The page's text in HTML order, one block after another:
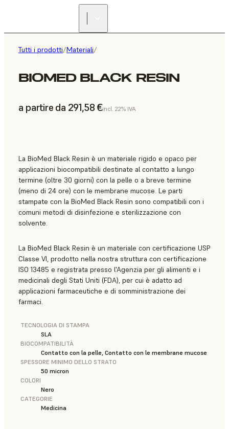
Tutti i prodotti/Materiali/
BIOMED BLACK RESIN
a partire da 291,58 €incl. 22% IVA
La BioMed Black Resin è un materiale rigido e opaco per
applicazioni biocompatibili destinate al contatto a lungo
termine (oltre 30 giorni) con la pelle o a breve termine
(meno di 24 ore) con le membrane mucose. Le parti
stampate con la BioMed Black Resin sono compatibili con i
comuni metodi di disinfezione e sterilizzazione con
solvente.
La BioMed Black Resin è un materiale con certificazione USP
Classe VI, prodotto nella nostra struttura con certificazione
ISO 13485 e registrata presso l'Agenzia per gli alimenti e i
medicinali degli Stati Uniti (FDA), per cui è adatto ad
applicazioni farmaceutiche e di somministrazione dei
farmaci.
TECNOLOGIA DI STAMPA
SLA
BIOCOMPATIBILITÀ
Contatto con la pelle, Contatto con le membrane mucose
SPESSORE MINIMO DELLO STRATO
50 micron
COLORI
Nero
CATEGORIE
Medicina